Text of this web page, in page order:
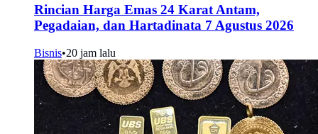
Rincian Harga Emas 24 Karat Antam,
Pegadaian, dan Hartadinata 7 Agustus 2026
Bisnis•20 jam lalu